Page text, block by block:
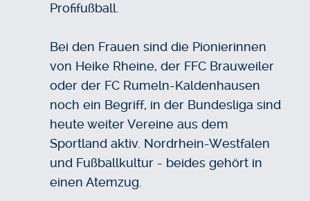
Profifußball.
Bei den Frauen sind die Pionierinnen
von Heike Rheine, der FFC Brauweiler
oder der FC Rumeln-Kaldenhausen
noch ein Begriff, in der Bundesliga sind
heute weiter Vereine aus dem
Sportland aktiv. Nordrhein-Westfalen
und Fußballkultur - beides gehört in
einen Atemzug.